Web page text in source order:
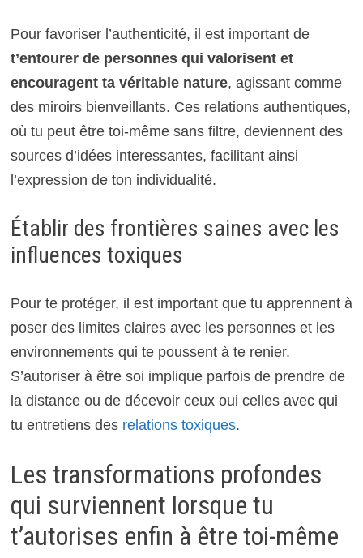
Pour favoriser l’authenticité, il est important de
t’entourer de personnes qui valorisent et
encouragent ta véritable nature, agissant comme
des miroirs bienveillants. Ces relations authentiques,
où tu peut être toi-même sans filtre, deviennent des
sources d’idées interessantes, facilitant ainsi
l’expression de ton individualité.
Établir des frontières saines avec les
influences toxiques
Pour te protéger, il est important que tu apprennent à
poser des limites claires avec les personnes et les
environnements qui te poussent à te renier.
S’autoriser à être soi implique parfois de prendre de
la distance ou de décevoir ceux oui celles avec qui
tu entretiens des relations toxiques.
Les transformations profondes
qui surviennent lorsque tu
t’autorises enfin à être toi-même